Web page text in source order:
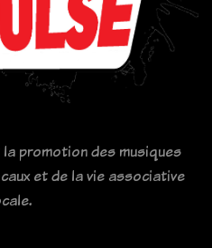
promotion des musiques
et de la vie associative